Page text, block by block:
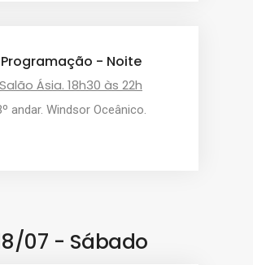
Programação - Noite
Salão Ásia. 18h30 às 22h
andar. Windsor Oceânico.
07 - Sábado